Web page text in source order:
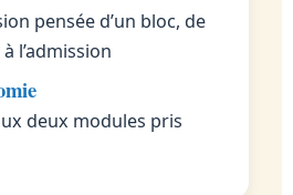
pensée d’un bloc, de
l’admission
deux modules pris